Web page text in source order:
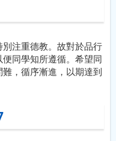
注重德教。故對於品行
同學知所遵循。希望同
，循序漸進，以期達到